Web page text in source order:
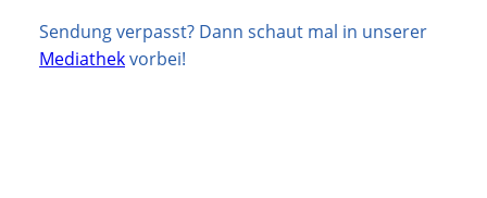
Sendung verpasst? Dann schaut mal in unserer
Mediathekvorbei!